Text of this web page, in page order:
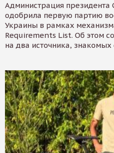
Администрация
одобрила первую партию
Украины в рамках
Requirements List. Об этом
на два источника, знакомых